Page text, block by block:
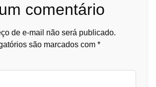
comentário
de e-mail não será publicado.
são marcados com *